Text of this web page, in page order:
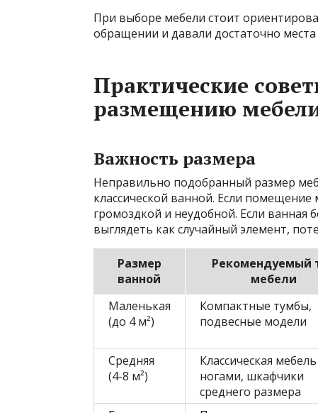
При выборе мебели стоит
обращении и давали достаточно
Практические
размещению
Важность размера
Неправильно подобранный размер
классической ванной. Если
громоздкой и неудобной. Если ванная
выглядеть как случайный элемент,
Размер
ванной
Рекомендуемый
мебели
Маленькая
(до 4 м²)
Компактные тумбы,
подвесные модели
Средняя
(4-8 м²)
Классическая мебель
ногами, шкафчики
среднего размера